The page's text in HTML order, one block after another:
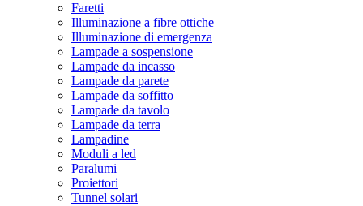
Faretti
Illuminazione a fibre ottiche
Illuminazione di emergenza
Lampade a sospensione
Lampade da incasso
Lampade da parete
Lampade da soffitto
Lampade da tavolo
Lampade da terra
Lampadine
Moduli a led
Paralumi
Proiettori
Tunnel solari